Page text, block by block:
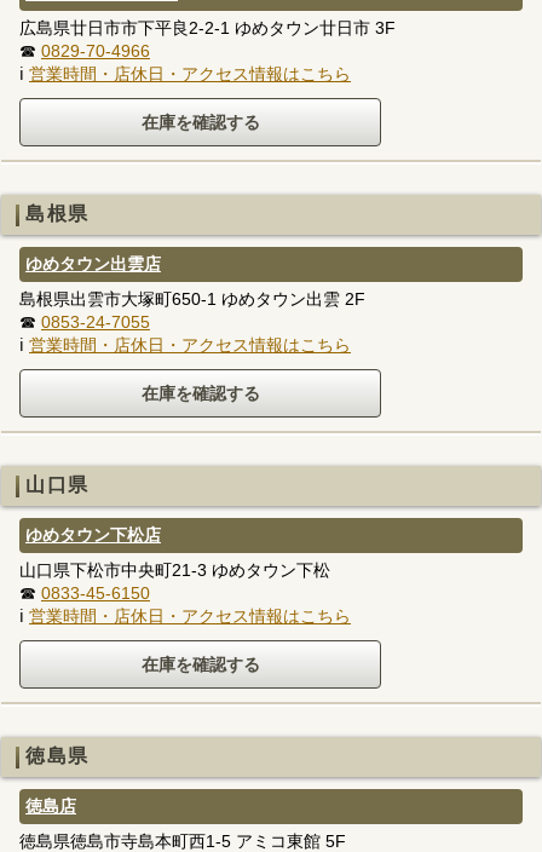
広島県廿日市市下平良2-2-1 ゆめタウン廿日市 3F
☎ 0829-70-4966
ℹ 営業時間・店休日・アクセス情報はこちら
島根県
ゆめタウン出雲店
島根県出雲市大塚町650-1 ゆめタウン出雲 2F
☎ 0853-24-7055
ℹ 営業時間・店休日・アクセス情報はこちら
山口県
ゆめタウン下松店
山口県下松市中央町21-3 ゆめタウン下松
☎ 0833-45-6150
ℹ 営業時間・店休日・アクセス情報はこちら
徳島県
徳島店
徳島県徳島市寺島本町西1-5 アミコ東館 5F